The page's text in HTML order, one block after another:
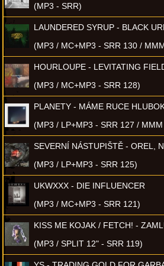
(MP3 - SRR)
LAUNDERED SYRUP - BLACK
(MP3 / MC+MP3 - SRR 130 /
HOURLOUPE - LEVITATING
(MP3 / MC+MP3 - SRR 128)
PLANETY - MÁME RUCE
(MP3 / LP+MP3 - SRR 127 /
SEVERNÍ NÁSTUPIŠTĚ - OREL,
(MP3 / LP+MP3 - SRR 125)
UKWXXX - DIE INFLUENCER
(MP3 / MC+MP3 - SRR 121)
KISS ME KOJAK / FETCH! -
(MP3 / SPLIT 12" - SRR 119)